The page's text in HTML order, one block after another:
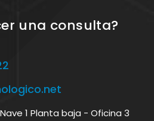
una consulta?
1 Planta baja - Oficina 3